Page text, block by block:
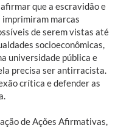
que a escravidão e
imprimiram marcas
de serem vistas até
socioeconômicas,
universidade pública e
precisa ser antirracista.
crítica e defender as
de Ações Afirmativas,